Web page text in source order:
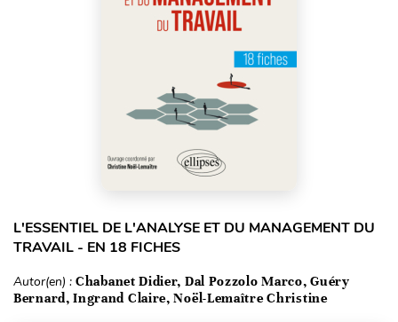
L'ESSENTIEL DE L'ANALYSE ET DU MANAGEMENT DU
TRAVAIL - EN 18 FICHES
Autor(en) : Chabanet Didier, Dal Pozzolo Marco, Guéry
Bernard, Ingrand Claire, Noël-Lemaître Christine